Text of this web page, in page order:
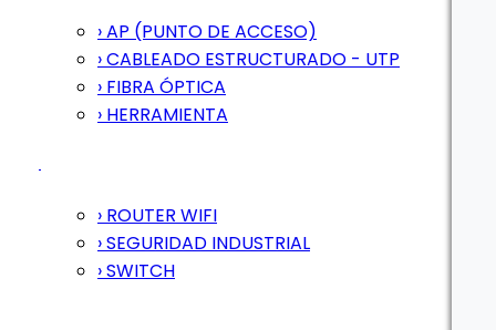
› AP (PUNTO DE ACCESO)
› CABLEADO ESTRUCTURADO - UTP
› FIBRA ÓPTICA
› HERRAMIENTA
› ROUTER WIFI
› SEGURIDAD INDUSTRIAL
› SWITCH